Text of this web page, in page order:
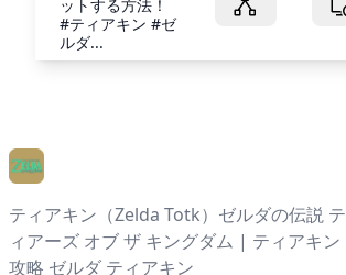
ットする方法！
#ティアキン #ゼ
ルダ...
ティアキン（Zelda Totk）ゼルダの伝説 テ
ィアーズ オブ ザ キングダム | ティアキン
攻略 ゼルダ ティアキン